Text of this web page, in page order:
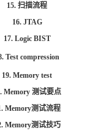
15. 扫描流程
16. JTAG
17. Logic BIST
Test compression
19. Memory test
Memory 测试要点
Memory测试流程
Memory测试技巧